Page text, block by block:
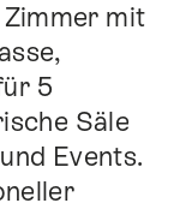
mit
5
Säle
Events.